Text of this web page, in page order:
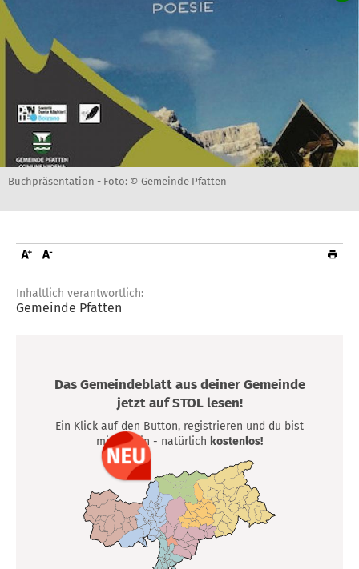
Buchpräsentation - Foto: © Gemeinde Pfatten
Inhaltlich verantwortlich:
Gemeinde Pfatten
Das Gemeindeblatt aus deiner Gemeinde
jetzt auf STOL lesen!
Ein Klick auf den Button, registrieren und du bist
mittendrin - natürlich kostenlos!